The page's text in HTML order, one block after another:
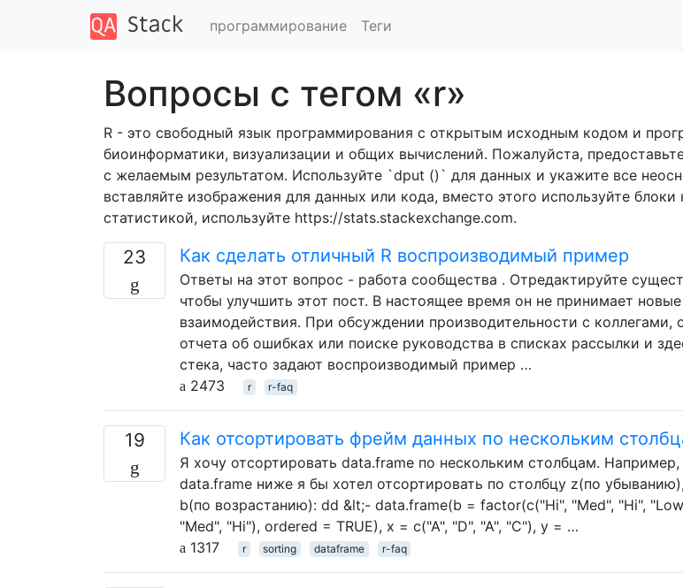
программирование Теги
Вопросы с тегом «r»
R - это свободный язык программирования с открытым исходным кодом и
биоинформатики, визуализации и общих вычислений. Пожалуйста,
с желаемым результатом. Используйте `dput ()` для данных и укажите все
вставляйте изображения для данных или кода, вместо этого используйте
статистикой, используйте https://stats.stackexchange.com.
23 Как сделать отличный R воспроизводимый пример
Ответы на этот вопрос - работа сообщества . Отредактируйте
чтобы улучшить этот пост. В настоящее время он не принимает
взаимодействия. При обсуждении производительности с коллегами,
отчета об ошибках или поиске руководства в списках рассылки и
стека, часто задают воспроизводимый пример …
2473
r r-faq
19 Как отсортировать фрейм данных по нескольким
Я хочу отсортировать data.frame по нескольким столбцам.
data.frame ниже я бы хотел отсортировать по столбцу z(по
b(по возрастанию): dd &lt;- data.frame(b = factor(c("Hi", "Med", "Hi",
"Med", "Hi"), ordered = TRUE), x = c("A", "D", "A", "C"), y = …
1317
r sorting dataframe r-faq